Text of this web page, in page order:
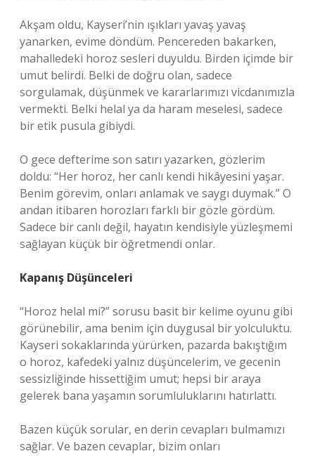
Akşam oldu, Kayseri’nin ışıkları yavaş yavaş
yanarken, evime döndüm. Pencereden bakarken,
mahalledeki horoz sesleri duyuldu. Birden içimde bir
umut belirdi. Belki de doğru olan, sadece
sorgulamak, düşünmek ve kararlarımızı vicdanımızla
vermekti. Belki helal ya da haram meselesi, sadece
bir etik pusula gibiydi.
O gece defterime son satırı yazarken, gözlerim
doldu: “Her horoz, her canlı kendi hikâyesini yaşar.
Benim görevim, onları anlamak ve saygı duymak.” O
andan itibaren horozları farklı bir gözle gördüm.
Sadece bir canlı değil, hayatın kendisiyle yüzleşmemi
sağlayan küçük bir öğretmendi onlar.
Kapanış Düşünceleri
“Horoz helal mi?” sorusu basit bir kelime oyunu gibi
görünebilir, ama benim için duygusal bir yolculuktu.
Kayseri sokaklarında yürürken, pazarda bakıştığım
o horoz, kafedeki yalnız düşüncelerim, ve gecenin
sessizliğinde hissettiğim umut; hepsi bir araya
gelerek bana yaşamın sorumluluklarını hatırlattı.
Bazen küçük sorular, en derin cevapları bulmamızı
sağlar. Ve bazen cevaplar, bizim onları